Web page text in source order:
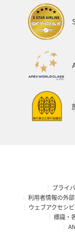
プライ
利用者情報の外
ウェブアクセシ
標識・